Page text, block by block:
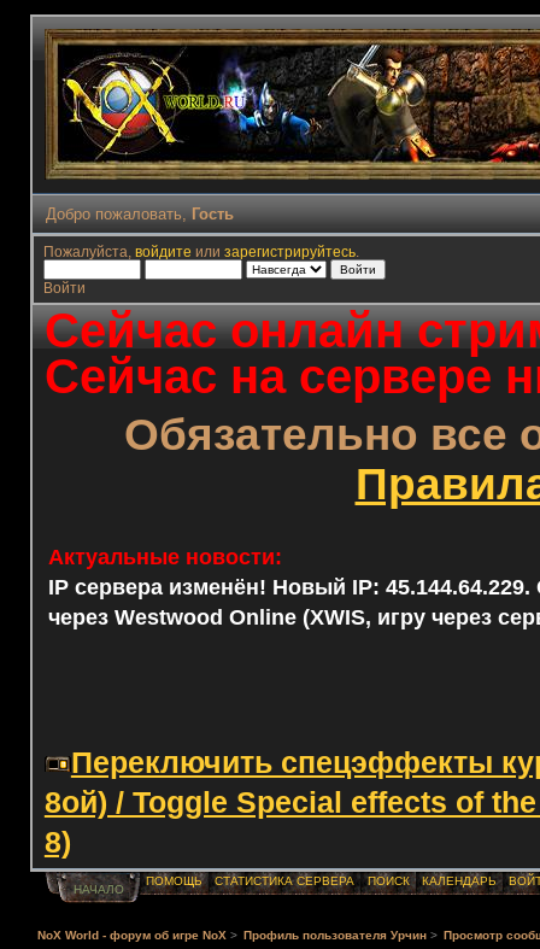
Добро пожаловать, Гость
Пожалуйста, войдите или зарегистрируйтесь.
Войти
Сейчас онлайн
Сейчас на сервере
Обязательно все
Актуальные новости:
IP сервера изменён! Новый IP: 45.144.64.229.
через Westwood Online (XWIS, игру через
Переключить спецэффекты
8ой) / Toggle Special effects of
8)
НАЧАЛО
ПОМОЩЬ СТАТИСТИКА СЕРВЕРА ПОИСК КАЛЕНДАРЬ
NoX World - форум об игре NoX > Профиль пользователя Урчин > Просмотр